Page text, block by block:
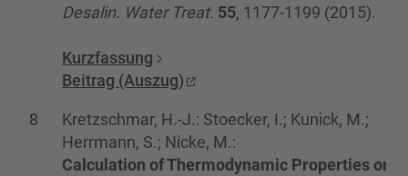
Desalin. Water Treat. 55, 1177-1199 (2015).
Kurzfassung
Beitrag (Auszug)
8
Kretzschmar, H.-J.: Stoecker, I.; Kunick, M.;
Herrmann, S.; Nicke, M.:
Calculation of Thermodynamic Properties on